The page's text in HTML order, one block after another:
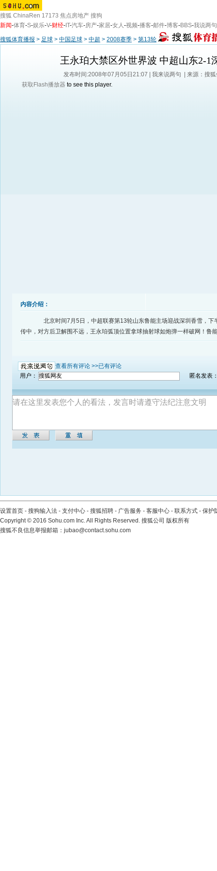
搜狐 ChinaRen 17173 焦点房地产 搜狗
新闻-体育-S-娱乐-V-财经- IT-汽车-房产-家居-女人-视频-播客-邮件-博客-BBS-我说两句
搜狐体育播报 > 足球 > 中国足球 > 中超 > 2008赛季 > 第13轮
王永珀大禁区外世界波 中超山东2-1
发布时间:2008年07月05日21:07 | 我来说两句
| 来源：搜
获取Flash播放器 to see this player.
内容介绍：
北京时间7月5日，中超联赛第13轮山东鲁能主场迎战深圳香雪，下
传中，对方后卫解围不远，王永珀弧顶位置拿球抽射球如炮弹一样破网！鲁
查看所有评论 >>已有评论
用户：
匿名发表
设置首页 - 搜狗输入法 - 支付中心 - 搜狐招聘 - 广告服务 - 客服中心 - 联系方式 - 保护
Copyright© 2016 Sohu.com Inc. All Rights Reserved. 搜狐公司 版权所有
搜狐不良信息举报邮箱： jubao@contact.sohu.com